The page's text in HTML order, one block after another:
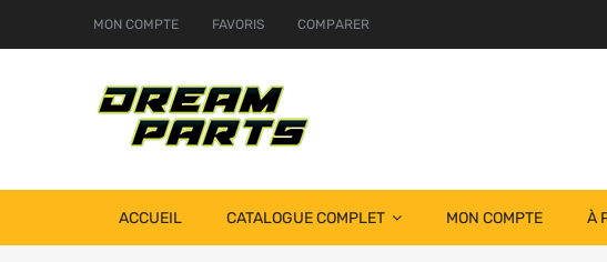
MON COMPTE FAVORIS COMPARER
ACCUEIL CATALOGUE COMPLET MON COMPTE À